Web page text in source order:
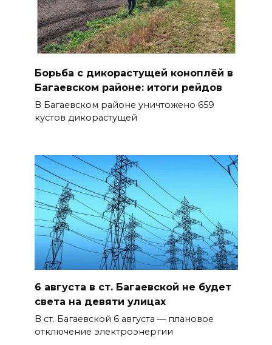
Борьба с дикорастущей коноплёй в
Багаевском районе: итоги рейдов
В Багаевском районе уничтожено 659
кустов дикорастущей
6 августа в ст. Багаевской не будет
света на девяти улицах
В ст. Багаевской 6 августа — плановое
отключение электроэнергии